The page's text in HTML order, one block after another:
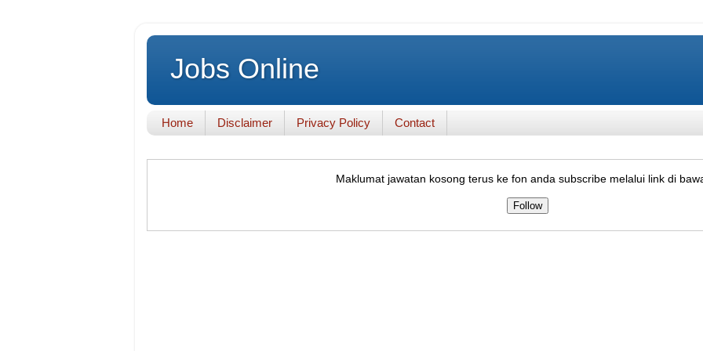
Jobs Online
Home Disclaimer Privacy Policy Contact
Maklumat jawatan kosong terus ke fon anda subscribe melalui link di